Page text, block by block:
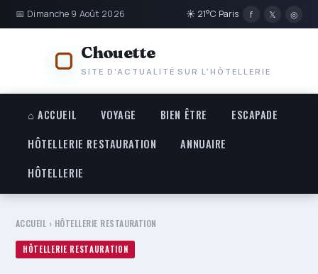
📅 Dimanche 9 Août 2026 ☀ 21°C Paris f 𝕏 ◎
Chouette
SITE D'ACTUALITÉ SUR L'HÔTELLERIE
⌂ ACCUEIL VOYAGE BIEN ÊTRE
ESCAPADE
HÔTELLERIE RESTAURATION
ANNUAIRE
HÔTELLERIE
ACCUEIL › HÔTELLERIE RESTAURATION
HÔTELLERIE RESTAURATION